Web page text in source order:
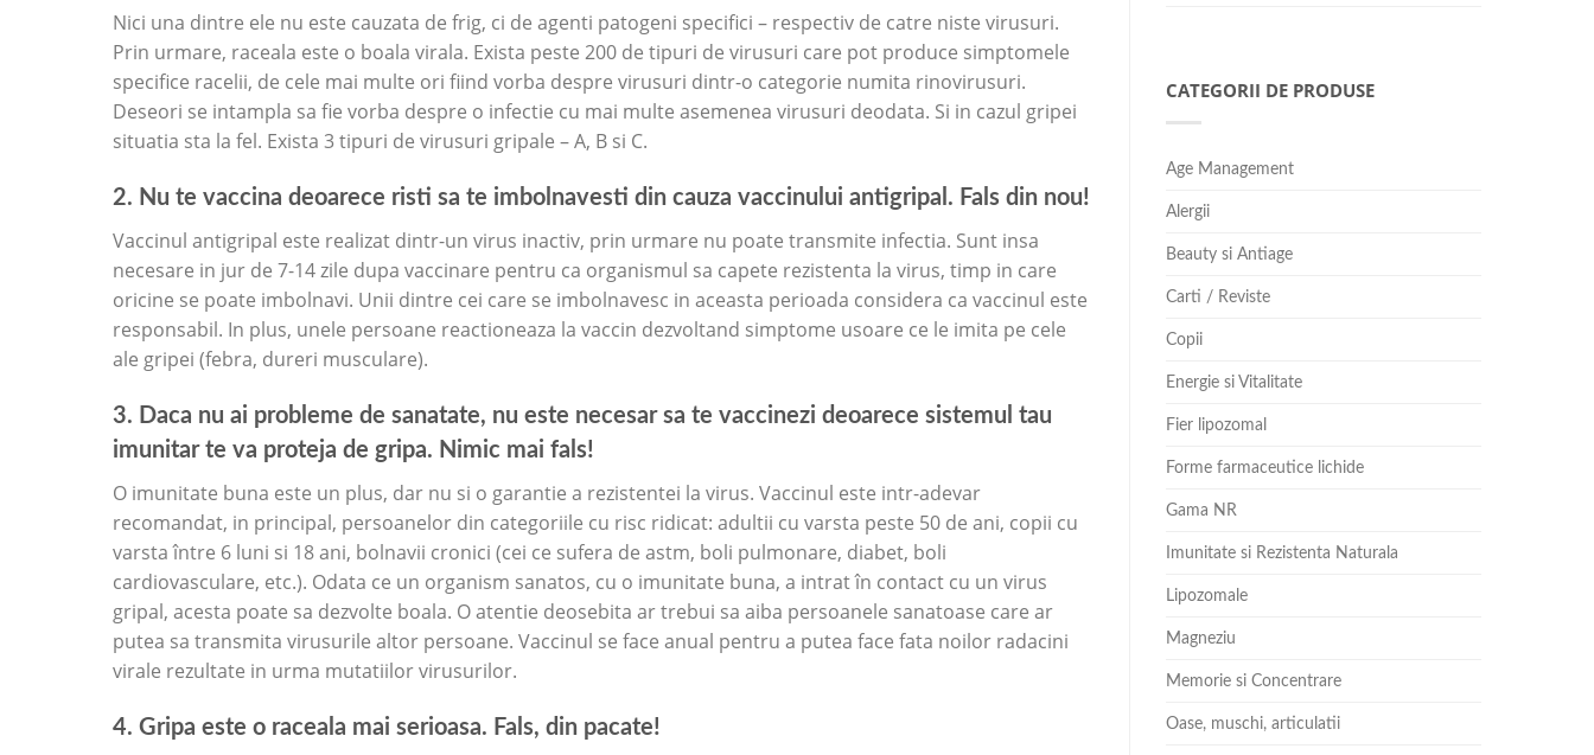
Nici una dintre ele nu este cauzata de frig, ci de agenti patogeni specifici – respectiv de catre niste virusuri.
Prin urmare, raceala este o boala virala. Exista peste 200 de tipuri de virusuri care pot produce simptomele
specifice racelii, de cele mai multe ori fiind vorba despre virusuri dintr-o categorie numita rinovirusuri.
Deseori se intampla sa fie vorba despre o infectie cu mai multe asemenea virusuri deodata. Si in cazul gripei
situatia sta la fel. Exista 3 tipuri de virusuri gripale – A, B si C.
2. Nu te vaccina deoarece risti sa te imbolnavesti din cauza vaccinului antigripal. Fals din nou!
Vaccinul antigripal este realizat dintr-un virus inactiv, prin urmare nu poate transmite infectia. Sunt insa
necesare in jur de 7-14 zile dupa vaccinare pentru ca organismul sa capete rezistenta la virus, timp in care
oricine se poate imbolnavi. Unii dintre cei care se imbolnavesc in aceasta perioada considera ca vaccinul este
responsabil. In plus, unele persoane reactioneaza la vaccin dezvoltand simptome usoare ce le imita pe cele
ale gripei (febra, dureri musculare).
3. Daca nu ai probleme de sanatate, nu este necesar sa te vaccinezi deoarece sistemul tau
imunitar te va proteja de gripa. Nimic mai fals!
O imunitate buna este un plus, dar nu si o garantie a rezistentei la virus. Vaccinul este intr-adevar
recomandat, in principal, persoanelor din categoriile cu risc ridicat: adultii cu varsta peste 50 de ani, copii cu
varsta între 6 luni si 18 ani, bolnavii cronici (cei ce sufera de astm, boli pulmonare, diabet, boli
cardiovasculare, etc.). Odata ce un organism sanatos, cu o imunitate buna, a intrat în contact cu un virus
gripal, acesta poate sa dezvolte boala. O atentie deosebita ar trebui sa aiba persoanele sanatoase care ar
putea sa transmita virusurile altor persoane. Vaccinul se face anual pentru a putea face fata noilor radacini
virale rezultate in urma mutatiilor virusurilor.
4. Gripa este o raceala mai serioasa. Fals, din pacate!
CATEGORII DE PRODUSE
Age Management
Alergii
Beauty si Antiage
Carti / Reviste
Copii
Energie si Vitalitate
Fier lipozomal
Forme farmaceutice lichide
Gama NR
Imunitate si Rezistenta Naturala
Lipozomale
Magneziu
Memorie si Concentrare
Oase, muschi, articulatii